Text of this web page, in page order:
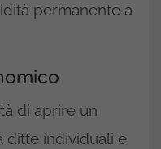
permanente a
di aprire un
ditte individuali e